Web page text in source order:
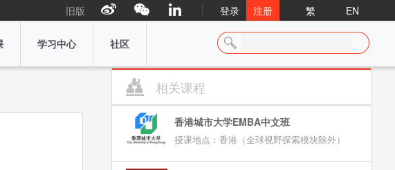
旧版 登录 注册 繁 EN
学习中心 社区
相关课程
香港城市大学EMBA中文班
授课地点：香港（全球视野探索模块除外）